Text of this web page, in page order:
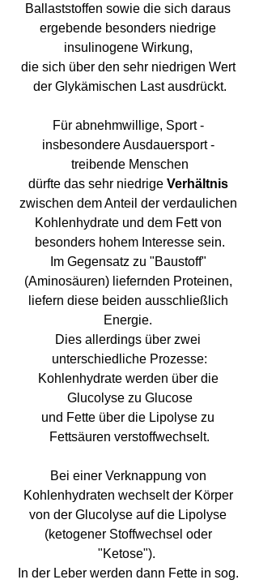
Ballaststoffen sowie die sich daraus
ergebende besonders niedrige
insulinogene Wirkung,
die sich über den sehr niedrigen Wert
der Glykämischen Last ausdrückt.
Für abnehmwillige, Sport -
insbesondere Ausdauersport -
treibende Menschen
dürfte das sehr niedrige Verhältnis
zwischen dem Anteil der verdaulichen
Kohlenhydrate und dem Fett von
besonders hohem Interesse sein.
Im Gegensatz zu "Baustoff"
(Aminosäuren) liefernden Proteinen,
liefern diese beiden ausschließlich
Energie.
Dies allerdings über zwei
unterschiedliche Prozesse:
Kohlenhydrate werden über die
Glucolyse zu Glucose
und Fette über die Lipolyse zu
Fettsäuren verstoffwechselt.
Bei einer Verknappung von
Kohlenhydraten wechselt der Körper
von der Glucolyse auf die Lipolyse
(ketogener Stoffwechsel oder
"Ketose").
In der Leber werden dann Fette in sog.